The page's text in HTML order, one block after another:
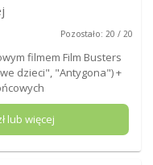
Pozostało: 20 / 20
filmem Film Busters
dzieci", "Antygona") +
lub więcej